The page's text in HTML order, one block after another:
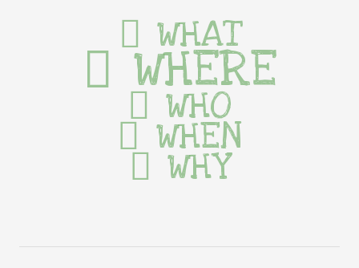
WHAT
WHERE
WHO
WHEN
WHY